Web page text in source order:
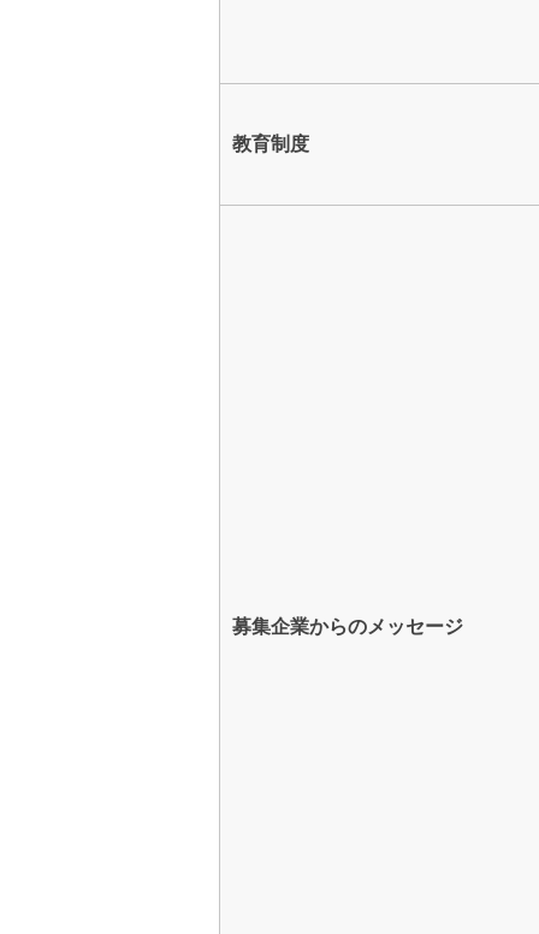
教育制度
募集企業からのメッセージ